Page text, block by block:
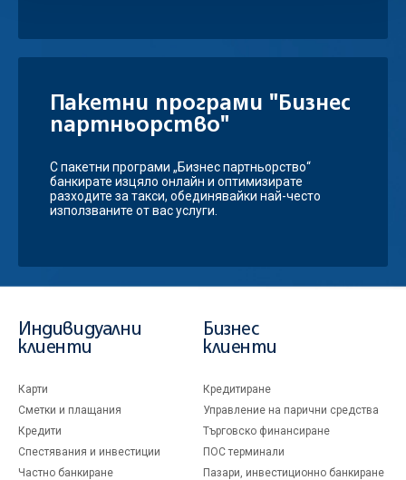
Пакетни програми "Бизнес
партньорство"
С пакетни програми „Бизнес партньорство“
банкирате изцяло онлайн и оптимизирате
разходите за такси, обединявайки най-често
използваните от вас услуги.
Индивидуални
клиенти
Карти
Сметки и плащания
Кредити
Спестявания и инвестиции
Частно банкиране
Бизнес
клиенти
Кредитиране
Управление на парични средства
Търговско финансиране
ПОС терминали
Пазари, инвестиционно банкиране